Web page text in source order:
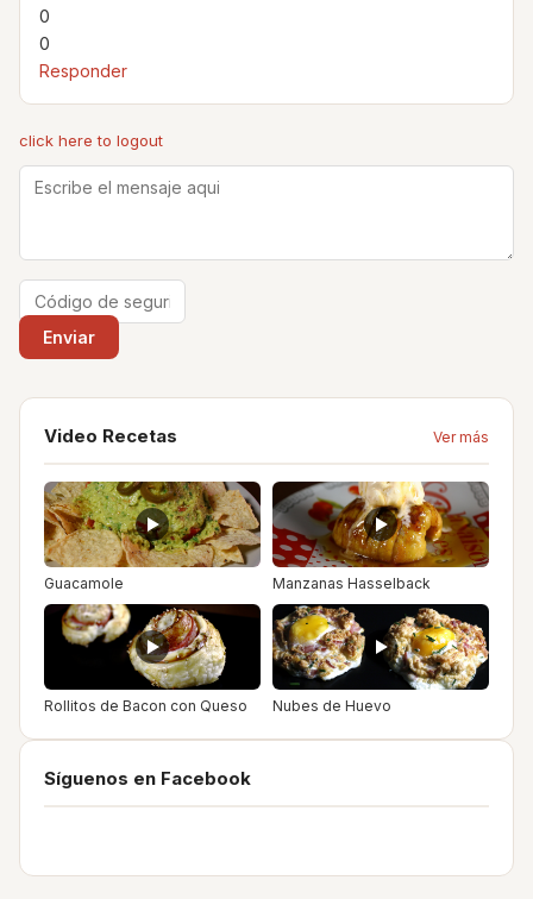
0
0
Responder
click here to logout
Video Recetas Ver más
Guacamole Manzanas Hasselback
Rollitos de Bacon con Queso Nubes de Huevo
Síguenos en Facebook